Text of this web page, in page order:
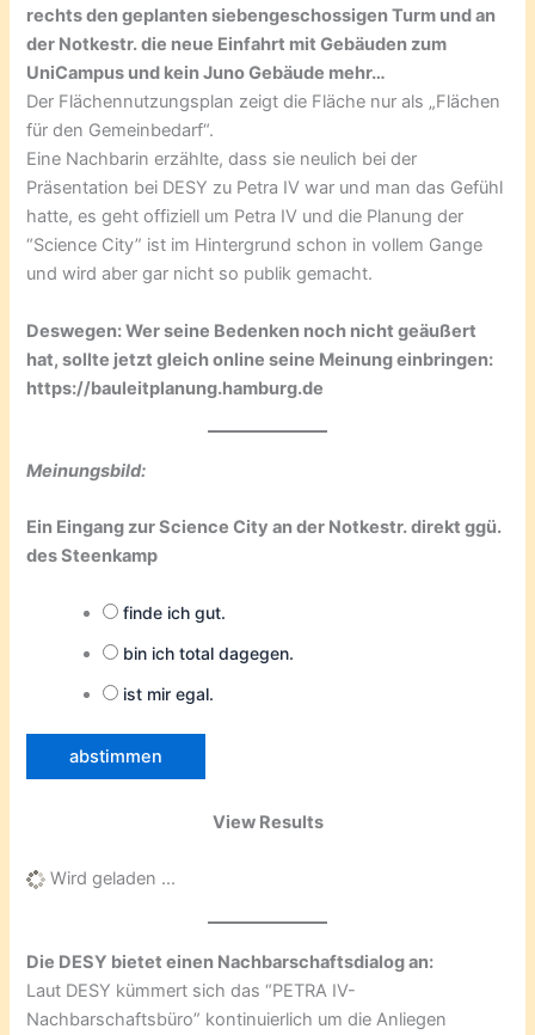
rechts den geplanten siebengeschossigen Turm und an
der Notkestr. die neue Einfahrt mit Gebäuden zum
UniCampus und kein Juno Gebäude mehr…
Der Flächennutzungsplan zeigt die Fläche nur als „Flächen
für den Gemeinbedarf“.
Eine Nachbarin erzählte, dass sie neulich bei der
Präsentation bei DESY zu Petra IV war und man das Gefühl
hatte, es geht offiziell um Petra IV und die Planung der
“Science City” ist im Hintergrund schon in vollem Gange
und wird aber gar nicht so publik gemacht.
Deswegen: Wer seine Bedenken noch nicht geäußert
hat, sollte jetzt gleich online seine Meinung einbringen:
https://bauleitplanung.hamburg.de
Meinungsbild:
Ein Eingang zur Science City an der Notkestr. direkt ggü.
des Steenkamp
finde ich gut.
bin ich total dagegen.
ist mir egal.
View Results
Wird geladen ...
Die DESY bietet einen Nachbarschaftsdialog an:
Laut DESY kümmert sich das “PETRA IV-
Nachbarschaftsbüro” kontinuierlich um die Anliegen